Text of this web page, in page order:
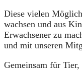
Diese vielen
wachsen und aus
Erwachsener zu
und mit unseren
Gemeinsam für